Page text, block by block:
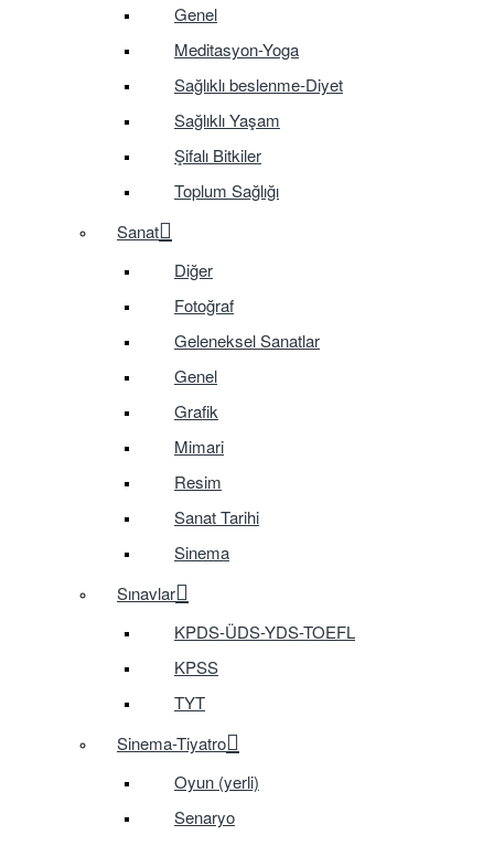
Genel
Meditasyon-Yoga
Sağlıklı beslenme-Diyet
Sağlıklı Yaşam
Şifalı Bitkiler
Toplum Sağlığı
Sanat
Diğer
Fotoğraf
Geleneksel Sanatlar
Genel
Grafik
Mimari
Resim
Sanat Tarihi
Sinema
Sınavlar
KPDS-ÜDS-YDS-TOEFL
KPSS
TYT
Sinema-Tiyatro
Oyun (yerli)
Senaryo